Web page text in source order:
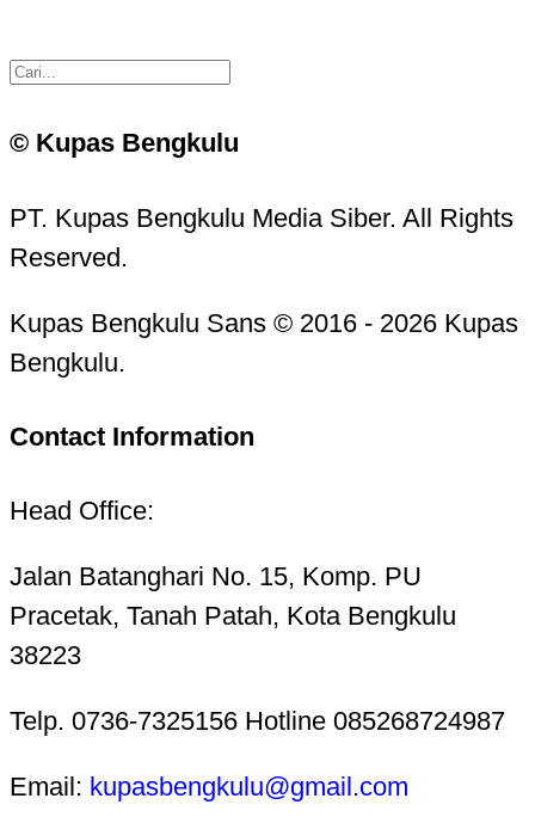
© Kupas Bengkulu
PT. Kupas Bengkulu Media Siber. All Rights
Reserved.
Kupas Bengkulu Sans © 2016 - 2026 Kupas
Bengkulu.
Contact Information
Head Office:
Jalan Batanghari No. 15, Komp. PU
Pracetak, Tanah Patah, Kota Bengkulu
38223
Telp. 0736-7325156 Hotline 085268724987
Email: kupasbengkulu@gmail.com